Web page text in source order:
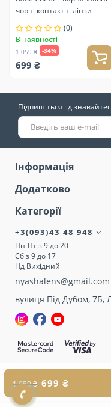
1 059 ₴ 699 ₴
чорні контактні лінзи
(0)
В наявності
1 059 ₴ -34%
699 ₴
Підпишіться і
Інформація
Додатково
Категорії
+3(093)43 48 948
Пн-Пт з 9 до 20
Сб з 9 до 17
Нд Вихідний
nyashalens@gmail.com
вулиця Під Дубом, 7Б,